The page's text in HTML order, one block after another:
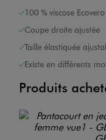
100 % viscose
Coupe droite ajustée
Taille élastiquée
Existe en différents
Produits